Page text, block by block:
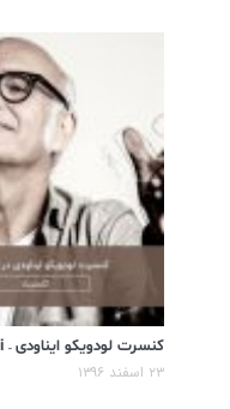
کنسرت لودویکو ایناودی – Ludovico Einaudi در ایران
۲۳ اسفند ۱۳۹۶